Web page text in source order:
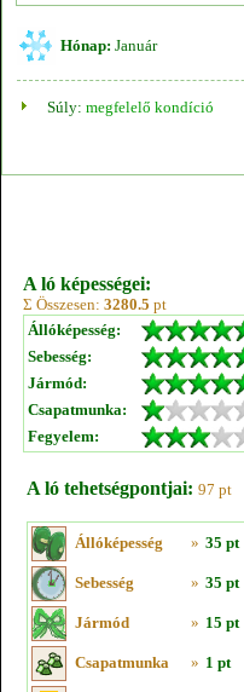
Hónap: Január
Súly: megfelelő kondíció
A ló képességei:
Σ Összesen: 3280.5 pt
Állóképesség:
Sebesség:
Jármód:
Csapatmunka:
Fegyelem:
A ló tehetségpontjai: 97 pt
Állóképesség » 35 pt
Sebesség » 35 pt
Jármód » 15 pt
Csapatmunka » 1 pt